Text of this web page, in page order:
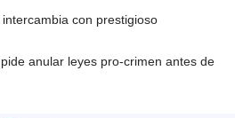
con prestigioso
anular leyes pro-crimen antes de